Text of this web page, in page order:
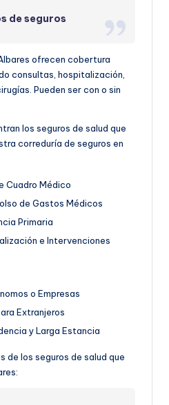
de seguros
ofrecen cobertura
consultas, hospitalización,
Pueden ser con o sin
los seguros de salud que
correduría de seguros en
Cuadro Médico
de Gastos Médicos
Primaria
e Intervenciones
o Empresas
Extranjeros
y Larga Estancia
de los seguros de salud que